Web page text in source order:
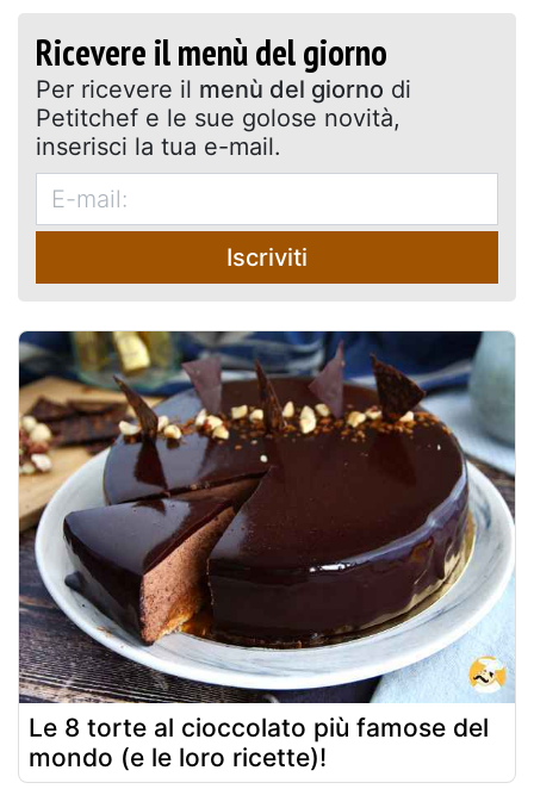
Ricevere il menù del giorno
Per ricevere il menù del giorno di
Petitchef e le sue golose novità,
inserisci la tua e-mail.
Iscriviti
Le 8 torte al cioccolato più famose del
mondo (e le loro ricette)!